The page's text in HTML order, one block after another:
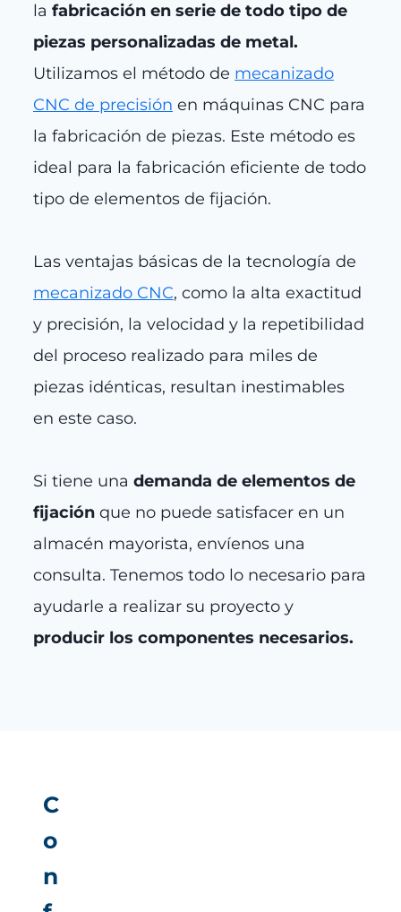
la fabricación en serie de todo tipo de
piezas personalizadas de metal.
Utilizamos el método de mecanizado
CNC de precisión en máquinas CNC para
la fabricación de piezas. Este método es
ideal para la fabricación eficiente de todo
tipo de elementos de fijación.
Las ventajas básicas de la tecnología de
mecanizado CNC, como la alta exactitud
y precisión, la velocidad y la repetibilidad
del proceso realizado para miles de
piezas idénticas, resultan inestimables
en este caso.
Si tiene una demanda de elementos de
fijación que no puede satisfacer en un
almacén mayorista, envíenos una
consulta. Tenemos todo lo necesario para
ayudarle a realizar su proyecto y
producir los componentes necesarios.
C
o
n